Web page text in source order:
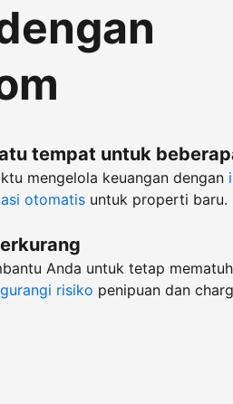
tempat untuk
mengelola keuangan dengan
otomatis untuk properti baru.
Anda untuk tetap
risiko penipuan dan